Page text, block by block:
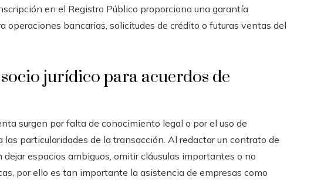
en el Registro Público proporciona una garantía
operaciones bancarias, solicitudes de crédito o futuras ventas del
jurídico para acuerdos de
surgen por falta de conocimiento legal o por el uso de
las particularidades de la transacción. Al redactar un contrato de
espacios ambiguos, omitir cláusulas importantes o no
por ello es tan importante la asistencia de empresas como